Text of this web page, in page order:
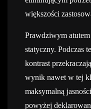
większości
Prawdziwym
statyczny. Podczas
kontrast
wynik nawet w tej
maksymalną
powyżej